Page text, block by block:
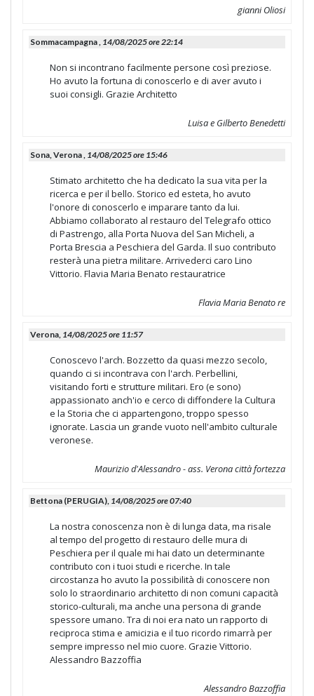
gianni Oliosi
Sommacampagna , 14/08/2025 ore 22:14
Non si incontrano facilmente persone così preziose.
Ho avuto la fortuna di conoscerlo e di aver avuto i
suoi consigli. Grazie Architetto
Luisa e Gilberto Benedetti
Sona, Verona , 14/08/2025 ore 15:46
Stimato architetto che ha dedicato la sua vita per la
ricerca e per il bello. Storico ed esteta, ho avuto
l'onore di conoscerlo e imparare tanto da lui.
Abbiamo collaborato al restauro del Telegrafo ottico
di Pastrengo, alla Porta Nuova del San Micheli, a
Porta Brescia a Peschiera del Garda. Il suo contributo
resterà una pietra militare. Arrivederci caro Lino
Vittorio. Flavia Maria Benato restauratrice
Flavia Maria Benato re
Verona, 14/08/2025 ore 11:57
Conoscevo l'arch. Bozzetto da quasi mezzo secolo,
quando ci si incontrava con l'arch. Perbellini,
visitando forti e strutture militari. Ero (e sono)
appassionato anch'io e cerco di diffondere la Cultura
e la Storia che ci appartengono, troppo spesso
ignorate. Lascia un grande vuoto nell'ambito culturale
veronese.
Maurizio d'Alessandro - ass. Verona città fortezza
Bettona (PERUGIA), 14/08/2025 ore 07:40
La nostra conoscenza non è di lunga data, ma risale
al tempo del progetto di restauro delle mura di
Peschiera per il quale mi hai dato un determinante
contributo con i tuoi studi e ricerche. In tale
circostanza ho avuto la possibilità di conoscere non
solo lo straordinario architetto di non comuni capacità
storico-culturali, ma anche una persona di grande
spessore umano. Tra di noi era nato un rapporto di
reciproca stima e amicizia e il tuo ricordo rimarrà per
sempre impresso nel mio cuore. Grazie Vittorio.
Alessandro Bazzoffia
Alessandro Bazzoffia